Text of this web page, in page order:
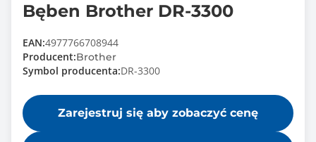
Bęben Brother DR-3300
EAN:4977766708944
Producent:Brother
Symbol producenta:DR-3300
Zarejestruj się aby zobaczyć cenę